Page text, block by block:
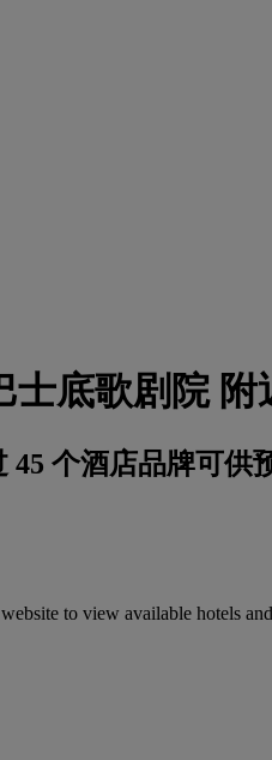
士底歌剧院 附
45 个酒店品牌可供
to view available hotels